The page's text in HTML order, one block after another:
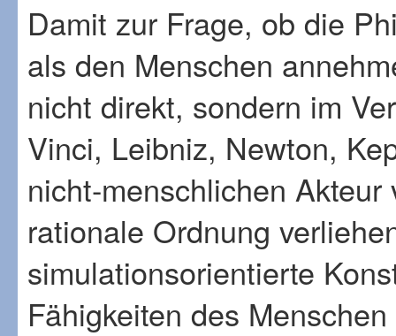
Damit zur Frage, ob die
als den Menschen
nicht direkt, sondern im
Vinci, Leibniz, Newton,
nicht-menschlichen
rationale Ordnung
simulationsorientierte
Fähigkeiten des